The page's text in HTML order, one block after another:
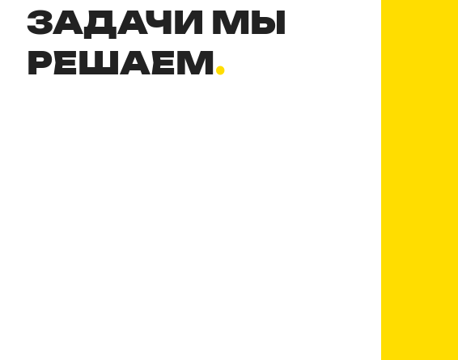
ЗАДАЧИ МЫ
РЕШАЕМ